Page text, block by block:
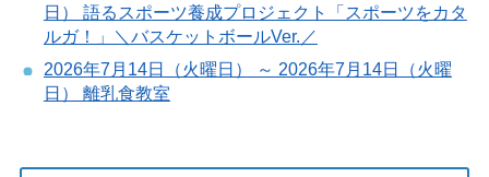
日） 語るスポーツ養成プロジェクト「スポーツをカタ
ルガ！」＼バスケットボールVer.／
2026年7月14日（火曜日） ～ 2026年7月14日（火曜
日） 離乳食教室